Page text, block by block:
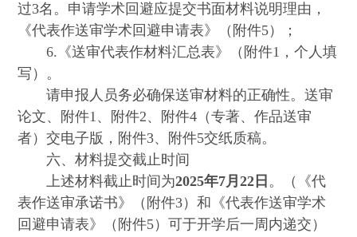
过3名。申请学术回避应提交书面材料说明理由，
《代表作送审学术回避申请表》（附件5）；
6. 《送审代表作材料汇总表》（附件1，个人填
写）。
请申报人员务必确保送审材料的正确性。送审
论文、附件1、附件2、附件4（专著、作品送审
者）交电子版，附件3、附件5交纸质稿。
六、材料提交截止时间
上述材料截止时间为2025年7月22日 。（《代
表作送审承诺书》（附件3）和《代表作送审学术
回避申请表》（附件5）可于开学后一周内递交）